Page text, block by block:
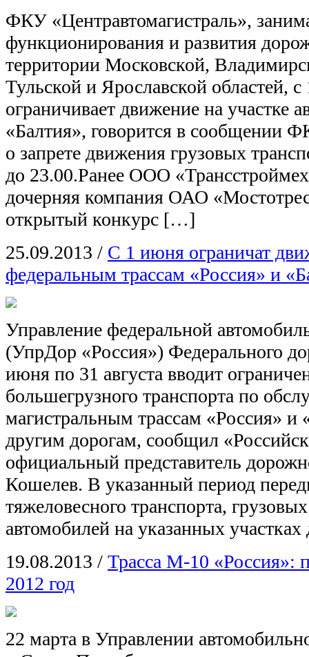
ФКУ «Центравтомагистраль»,
функционирования и развития
территории Московской,
Тульской и Ярославской областей,
ограничивает движение на участке
«Балтия», говорится в сообщении
о запрете движения грузовых
до 23.00.Ранее ООО
дочерняя компания ОАО
открытый конкурс […]
25.09.2013 / С 1 июня ограничат
федеральным трассам «Россия» и
Управление федеральной
(УпрДор «Россия») Федерального
июня по 31 августа вводит
большегрузного транспорта по
магистральным трассам «Россия» и
другим дорогам, сообщил
официальный представитель
Кошелев. В указанный период
тяжеловесного транспорта,
автомобилей на указанных
19.08.2013 / Трасса М-10 «Россия»:
2012 год
22 марта в Управлении